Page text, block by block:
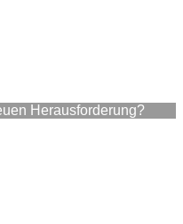
Herausforderung?